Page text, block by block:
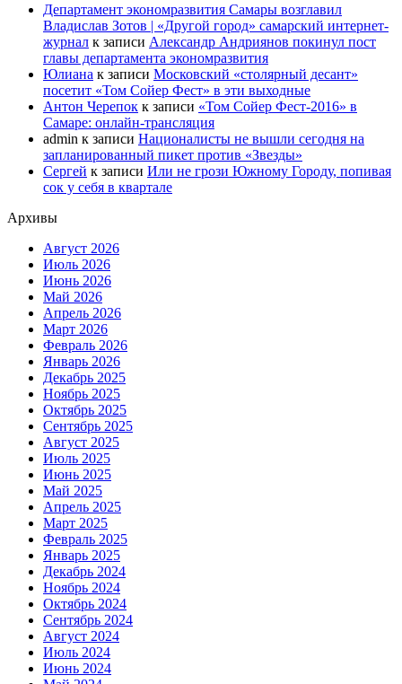
Департамент экономразвития Самары возглавил
Владислав Зотов | «Другой город» самарский интернет-
журнал к записи Александр Андриянов покинул пост
главы департамента экономразвития
Юлиана к записи Московский «столярный десант»
посетит «Том Сойер Фест» в эти выходные
Антон Черепок к записи «Том Сойер Фест-2016» в
Самаре: онлайн-трансляция
admin к записи Националисты не вышли сегодня на
запланированный пикет против «Звезды»
Сергей к записи Или не грози Южному Городу, попивая
сок у себя в квартале
Архивы
Август 2026
Июль 2026
Июнь 2026
Май 2026
Апрель 2026
Март 2026
Февраль 2026
Январь 2026
Декабрь 2025
Ноябрь 2025
Октябрь 2025
Сентябрь 2025
Август 2025
Июль 2025
Июнь 2025
Май 2025
Апрель 2025
Март 2025
Февраль 2025
Январь 2025
Декабрь 2024
Ноябрь 2024
Октябрь 2024
Сентябрь 2024
Август 2024
Июль 2024
Июнь 2024